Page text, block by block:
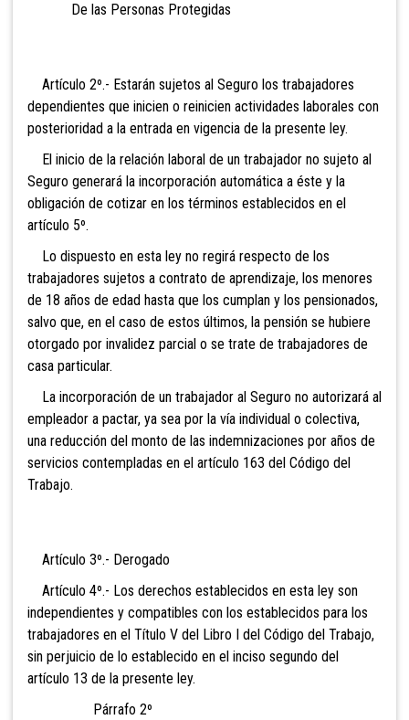
De las Personas Protegidas
Artículo 2º.- Estarán sujetos al Seguro los trabajadores
dependientes que inicien o reinicien actividades laborales con
posterioridad a la entrada en vigencia de la presente ley.
El inicio de la relación laboral de un trabajador no sujeto al
Seguro generará la incorporación automática a éste y la
obligación de cotizar en los términos establecidos en el
artículo 5º.
Lo dispuesto en esta ley no regirá respecto de los
trabajadores sujetos a contrato de aprendizaje, los menores
de 18 años de edad hasta que los cumplan y los pensionados,
salvo que, en el caso de estos últimos, la pensión se hubiere
otorgado por invalidez parcial o se trate de trabajadores de
casa particular.
La incorporación de un trabajador al Seguro no autorizará al
empleador a pactar, ya sea por la vía individual o colectiva,
una reducción del monto de las indemnizaciones por años de
servicios contempladas en el artículo 163 del Código del
Trabajo.
Artículo 3º.- Derogado
Artículo 4º.- Los derechos establecidos en esta ley son
independientes y compatibles con los establecidos para los
trabajadores en el Título V del Libro I del Código del Trabajo,
sin perjuicio de lo establecido en el inciso segundo del
artículo 13 de la presente ley.
Párrafo 2º